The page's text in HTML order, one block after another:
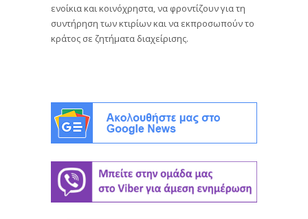
ενοίκια και κοινόχρηστα, να φροντίζουν για τη
συντήρηση των κτιρίων και να εκπροσωπούν το
κράτος σε ζητήματα διαχείρισης.